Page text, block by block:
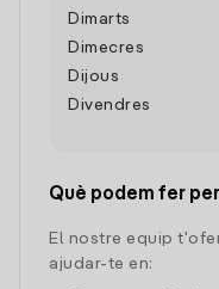
Dimarts
Dimecres
Dijous
Divendres
Què podem fer
El nostre equip
ajudar-te en: